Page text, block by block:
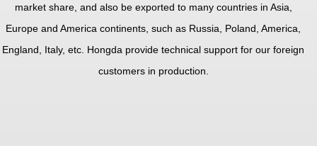
market share, and also be exported to many countries in Asia,
Europe and America continents, such as Russia, Poland, America,
England, Italy, etc. Hongda provide technical support for our foreign
customers in production.